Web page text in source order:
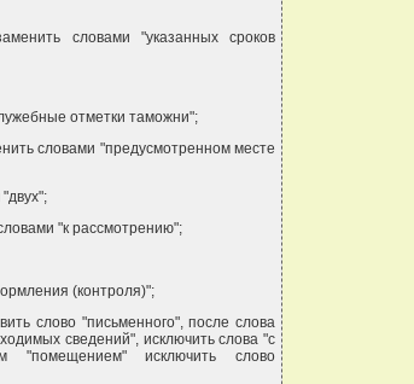
словами "указанных сроков
отметки таможни";
словами "предусмотренном месте
"к рассмотрению";
(контроля)";
слово "письменного", после слова
сведений", исключить слова "с
"помещением" исключить слово